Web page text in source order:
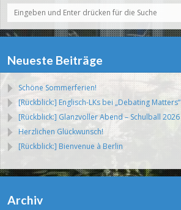
Neueste Beiträge
Schöne Sommerferien!
[Rückblick:] Englisch-LKs bei „Debating Matters“
[Rückblick:] Glanzvoller Abend – Schulball 2026
Herzlichen Glückwunsch!
[Rückblick:] Bienvenue à Berlin
Archiv